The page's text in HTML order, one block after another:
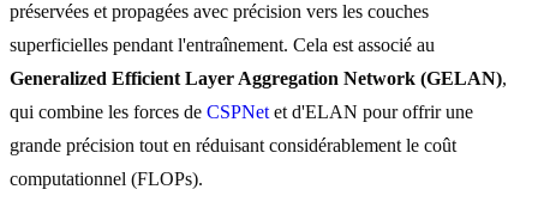
préservées et propagées avec précision vers les couches
superficielles pendant l'entraînement. Cela est associé au
Generalized Efficient Layer Aggregation Network (GELAN),
qui combine les forces de CSPNet et d'ELAN pour offrir une
grande précision tout en réduisant considérablement le coût
computationnel (FLOPs).